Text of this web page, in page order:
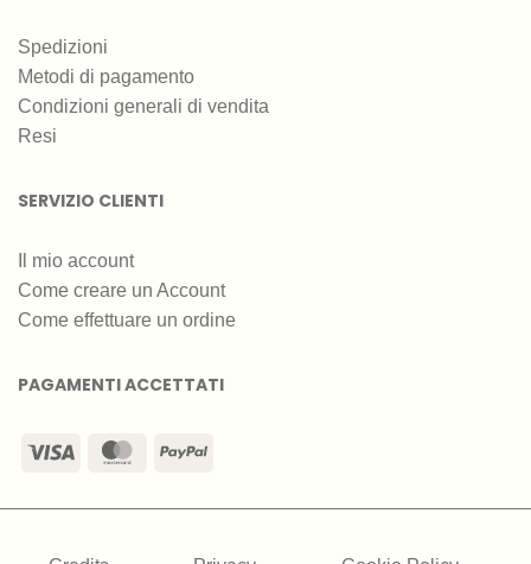
Spedizioni
Metodi di pagamento
Condizioni generali di vendita
Resi
SERVIZIO CLIENTI
Il mio account
Come creare un Account
Come effettuare un ordine
PAGAMENTI ACCETTATI
Visa MasterCardPayPal